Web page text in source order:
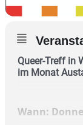
Queer-Treff in
im Monat
Wann: